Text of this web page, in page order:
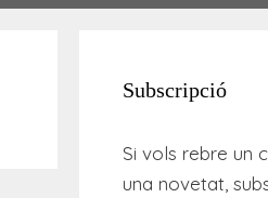
Subscripció
Si vols rebre un
una novetat,